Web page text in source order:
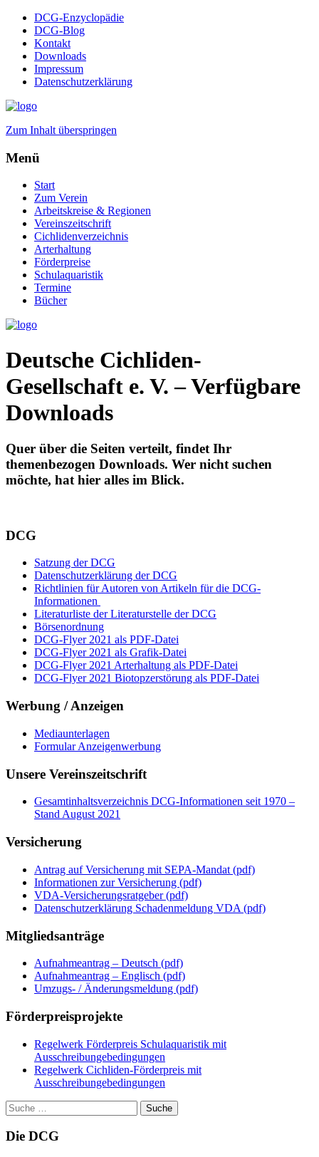
DCG-Enzyclopädie
DCG-Blog
Kontakt
Downloads
Impressum
Datenschutzerklärung
Zum Inhalt überspringen
Menü
Start
Zum Verein
Arbeitskreise & Regionen
Vereinszeitschrift
Cichlidenverzeichnis
Arterhaltung
Förderpreise
Schulaquaristik
Termine
Bücher
Deutsche Cichliden-
Gesellschaft e. V. – Verfügbare
Downloads
Quer über die Seiten verteilt, findet Ihr
themenbezogen Downloads. Wer nicht suchen
möchte, hat hier alles im Blick.
DCG
Satzung der DCG
Datenschutzerklärung der DCG
Richtlinien für Autoren von Artikeln für die DCG-
Informationen
Literaturliste der Literaturstelle der DCG
Börsenordnung
DCG-Flyer 2021 als PDF-Datei
DCG-Flyer 2021 als Grafik-Datei
DCG-Flyer 2021 Arterhaltung als PDF-Datei
DCG-Flyer 2021 Biotopzerstörung als PDF-Datei
Werbung / Anzeigen
Mediaunterlagen
Formular Anzeigenwerbung
Unsere Vereinszeitschrift
Gesamtinhaltsverzeichnis DCG-Informationen seit 1970 –
Stand August 2021
Versicherung
Antrag auf Versicherung mit SEPA-Mandat (pdf)
Informationen zur Versicherung (pdf)
VDA-Versicherungsratgeber (pdf)
Datenschutzerklärung Schadenmeldung VDA (pdf)
Mitgliedsanträge
Aufnahmeantrag – Deutsch (pdf)
Aufnahmeantrag – Englisch (pdf)
Umzugs- / Änderungsmeldung (pdf)
Förderpreisprojekte
Regelwerk Förderpreis Schulaquaristik mit
Ausschreibungebedingungen
Regelwerk Cichliden-Förderpreis mit
Ausschreibungebedingungen
Suche
nach:
Die DCG